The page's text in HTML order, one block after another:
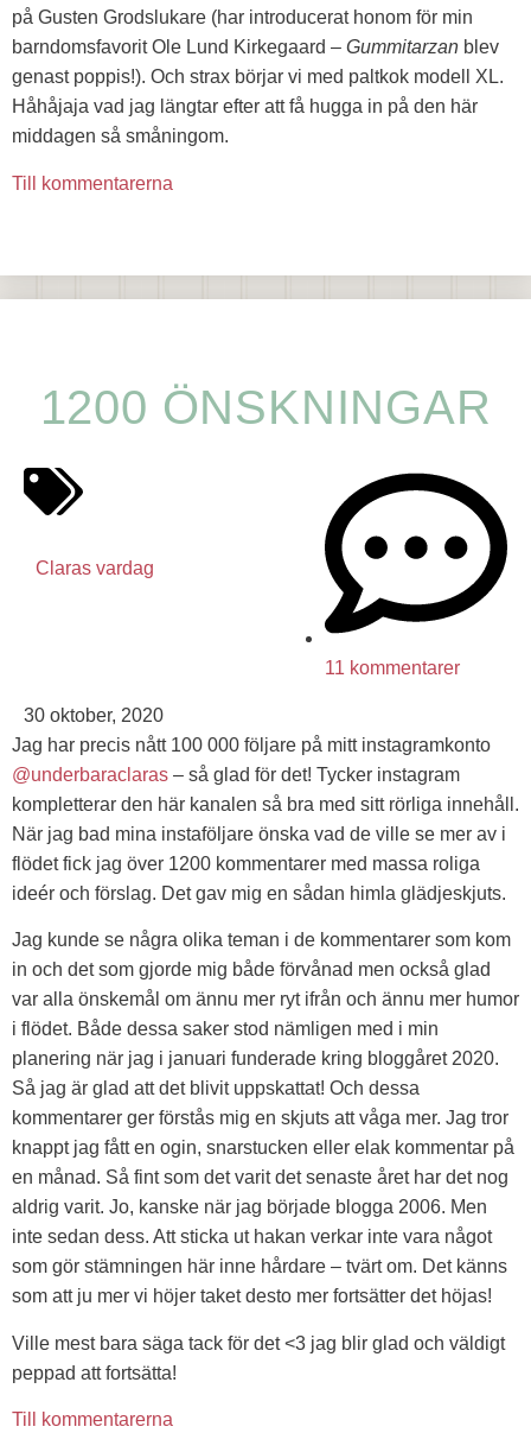
på Gusten Grodslukare (har introducerat honom för min
barndomsfavorit Ole Lund Kirkegaard – Gummitarzan blev
genast poppis!). Och strax börjar vi med paltkok modell XL.
Håhåjaja vad jag längtar efter att få hugga in på den här
middagen så småningom.
Till kommentarerna
1200 ÖNSKNINGAR
Claras vardag
11 kommentarer
30 oktober, 2020
Jag har precis nått 100 000 följare på mitt instagramkonto
@underbaraclaras – så glad för det! Tycker instagram
kompletterar den här kanalen så bra med sitt rörliga innehåll.
När jag bad mina instaföljare önska vad de ville se mer av i
flödet fick jag över 1200 kommentarer med massa roliga
ideér och förslag. Det gav mig en sådan himla glädjeskjuts.
Jag kunde se några olika teman i de kommentarer som kom
in och det som gjorde mig både förvånad men också glad
var alla önskemål om ännu mer ryt ifrån och ännu mer humor
i flödet. Både dessa saker stod nämligen med i min
planering när jag i januari funderade kring bloggåret 2020.
Så jag är glad att det blivit uppskattat! Och dessa
kommentarer ger förstås mig en skjuts att våga mer. Jag tror
knappt jag fått en ogin, snarstucken eller elak kommentar på
en månad. Så fint som det varit det senaste året har det nog
aldrig varit. Jo, kanske när jag började blogga 2006. Men
inte sedan dess. Att sticka ut hakan verkar inte vara något
som gör stämningen här inne hårdare – tvärt om. Det känns
som att ju mer vi höjer taket desto mer fortsätter det höjas!
Ville mest bara säga tack för det <3 jag blir glad och väldigt
peppad att fortsätta!
Till kommentarerna